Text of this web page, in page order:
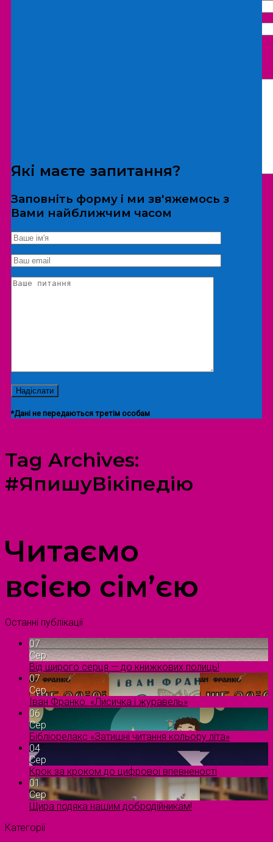
*Дані не передаються третім особам
Екскурсія/локація
Які маєте запитання?
Заповніть форму і ми зв'яжемось з
Вами найближчим часом
*Дані не передаються третім особам
Tag Archives:
#ЯпишуВікіпедію
Читаємо
всією сім’єю
Останні публікації
07
Сер
Від щирого серця — до книжкових полиць!
07
Сер
Іван Франко. «Лисичка і журавель»
06
Сер
Бібліорелакс «Затишні читання кольору літа»
04
Сер
Крок за кроком до цифрової впевненості
01
Сер
Щира подяка нашим добродійникам!
Категорії